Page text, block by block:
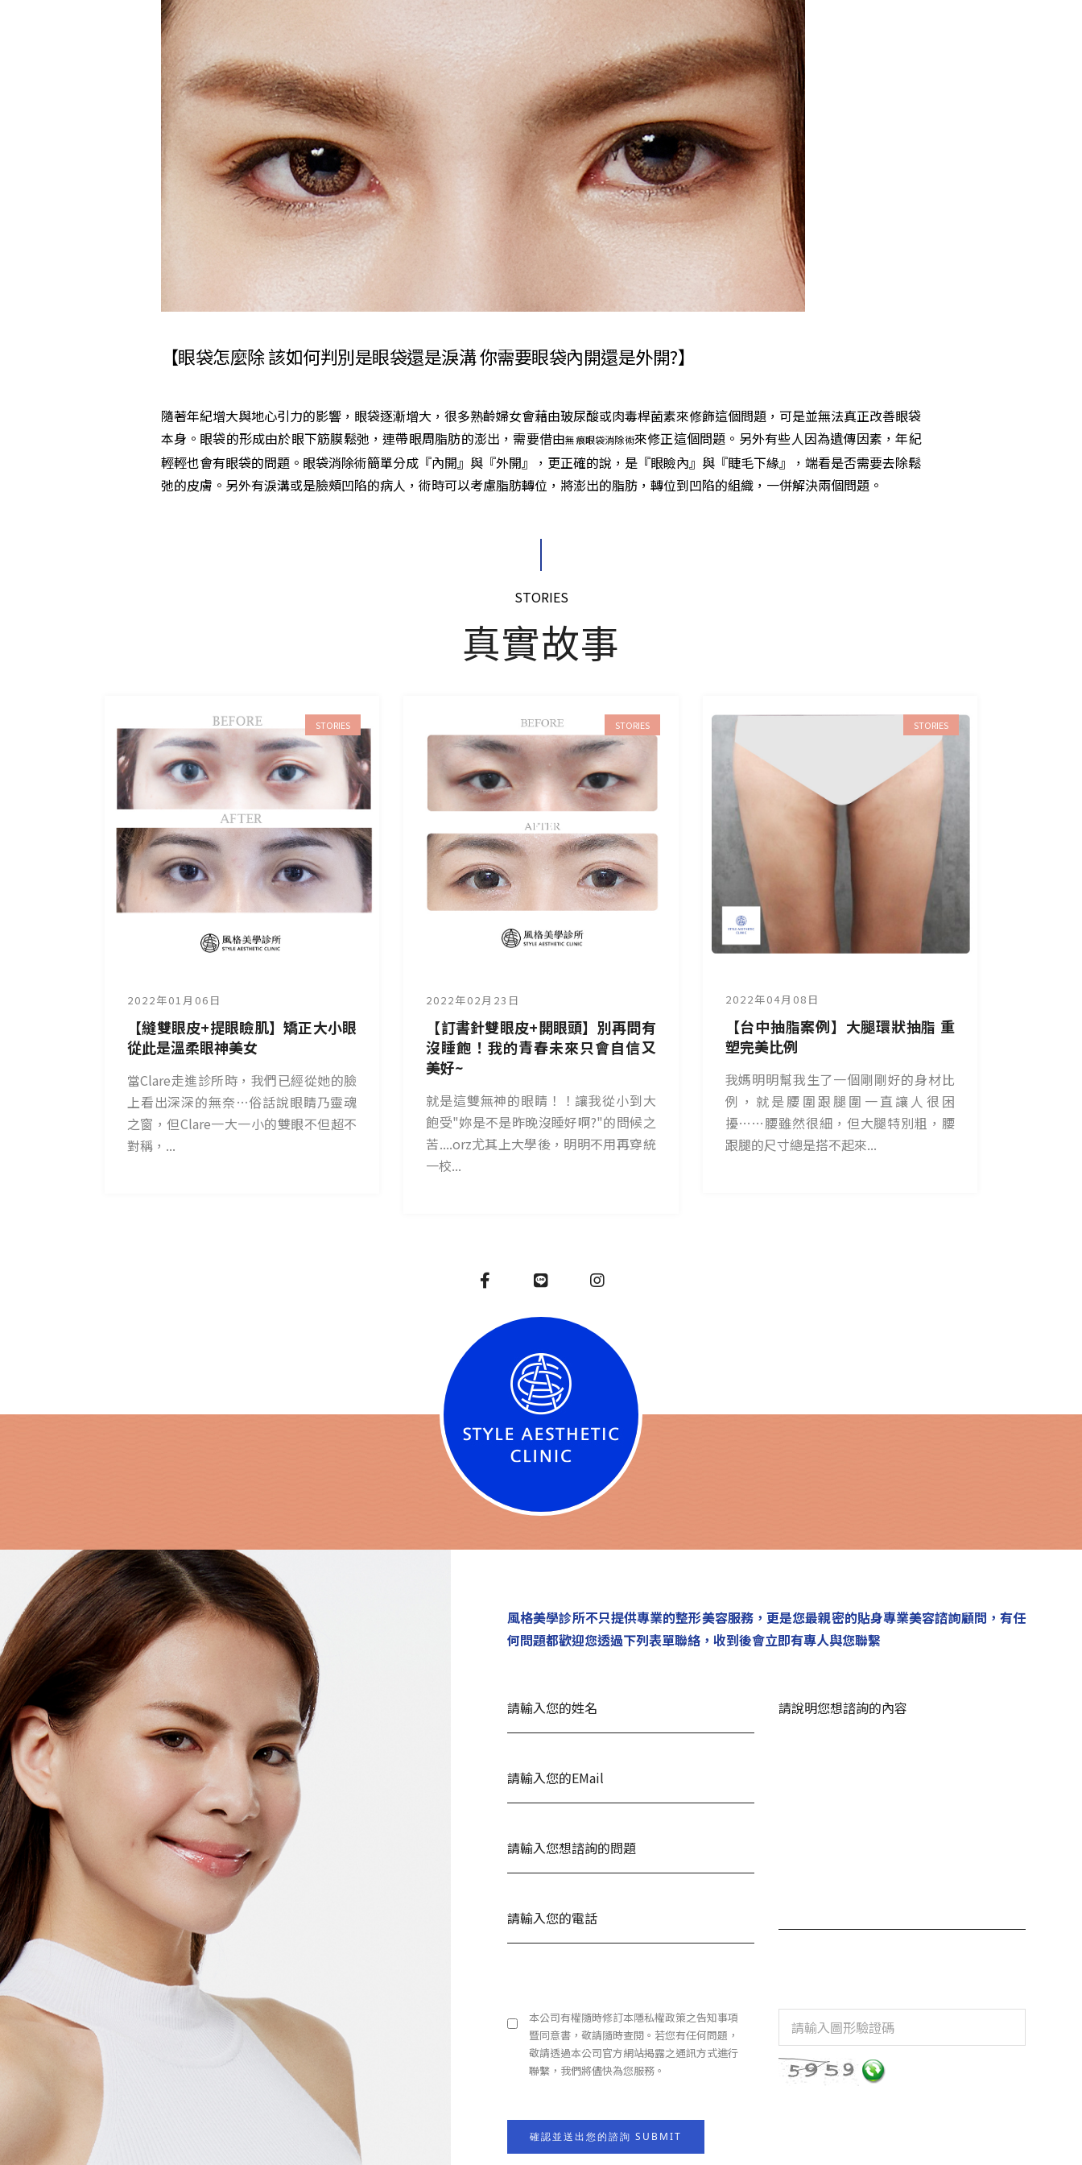
【眼袋怎麼除 該如何判別是眼袋還是淚溝 你需要眼袋內開還是外開?】
隨著年紀增大與地心引力的影響，眼袋逐漸增大，很多熟齡婦女會藉由玻尿酸或肉毒桿菌素來修飾這個問題，可是並無法真正改善眼袋
本身。眼袋的形成由於眼下筋膜鬆弛，連帶眼周脂肪的澎出，需要借由無痕眼袋消除術來修正這個問題。另外有些人因為遺傳因素，年紀
輕輕也會有眼袋的問題。眼袋消除術簡單分成『內開』與『外開』，更正確的說，是『眼瞼內』與『睫毛下緣』，端看是否需要去除鬆
弛的皮膚。另外有淚溝或是臉頰凹陷的病人，術時可以考慮脂肪轉位，將澎出的脂肪，轉位到凹陷的組織，一併解決兩個問題。
STORIES
真實故事
STORIES
2022年01月06日
【縫雙眼皮+提眼瞼肌】矯正大小眼
從此是溫柔眼神美女
當Clare走進診所時，我們已經從她的臉
上看出深深的無奈…俗話說眼睛乃靈魂
之窗，但Clare一大一小的雙眼不但超不
對稱，...
STORIES
2022年02月23日
【訂書針雙眼皮+開眼頭】別再問有
沒睡飽！我的青春未來只會自信又
美好~
就是這雙無神的眼睛！！讓我從小到大
飽受"妳是不是昨晚沒睡好啊?"的問候之
苦....orz尤其上大學後，明明不用再穿統
一校...
STORIES
2022年04月08日
【台中抽脂案例】大腿環狀抽脂 重
塑完美比例
我媽明明幫我生了一個剛剛好的身材比
例，就是腰圍跟腿圍一直讓人很困
擾……腰雖然很細，但大腿特別粗，腰
跟腿的尺寸總是搭不起來...
風格美學診所不只提供專業的整形美容服務，更是您最親密的貼身專業美容諮詢顧問，有任
何問題都歡迎您透過下列表單聯絡，收到後會立即有專人與您聯繫
本公司有權隨時修訂本隱私權政策之告知事項
暨同意書，敬請隨時查閱。若您有任何問題，
敬請透過本公司官方網站揭露之通訊方式進行
聯繫，我們將儘快為您服務。
確認並送出您的諮詢 SUBMIT
本文案例均已經過當事人同意刊登露出，並簽署同意公開授權書。